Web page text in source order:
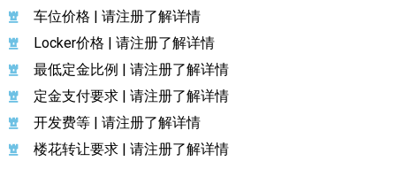
车位价格 | 请注册了解详情
Locker价格 | 请注册了解详情
最低定金比例 | 请注册了解详情
定金支付要求 | 请注册了解详情
开发费等 | 请注册了解详情
楼花转让要求 | 请注册了解详情